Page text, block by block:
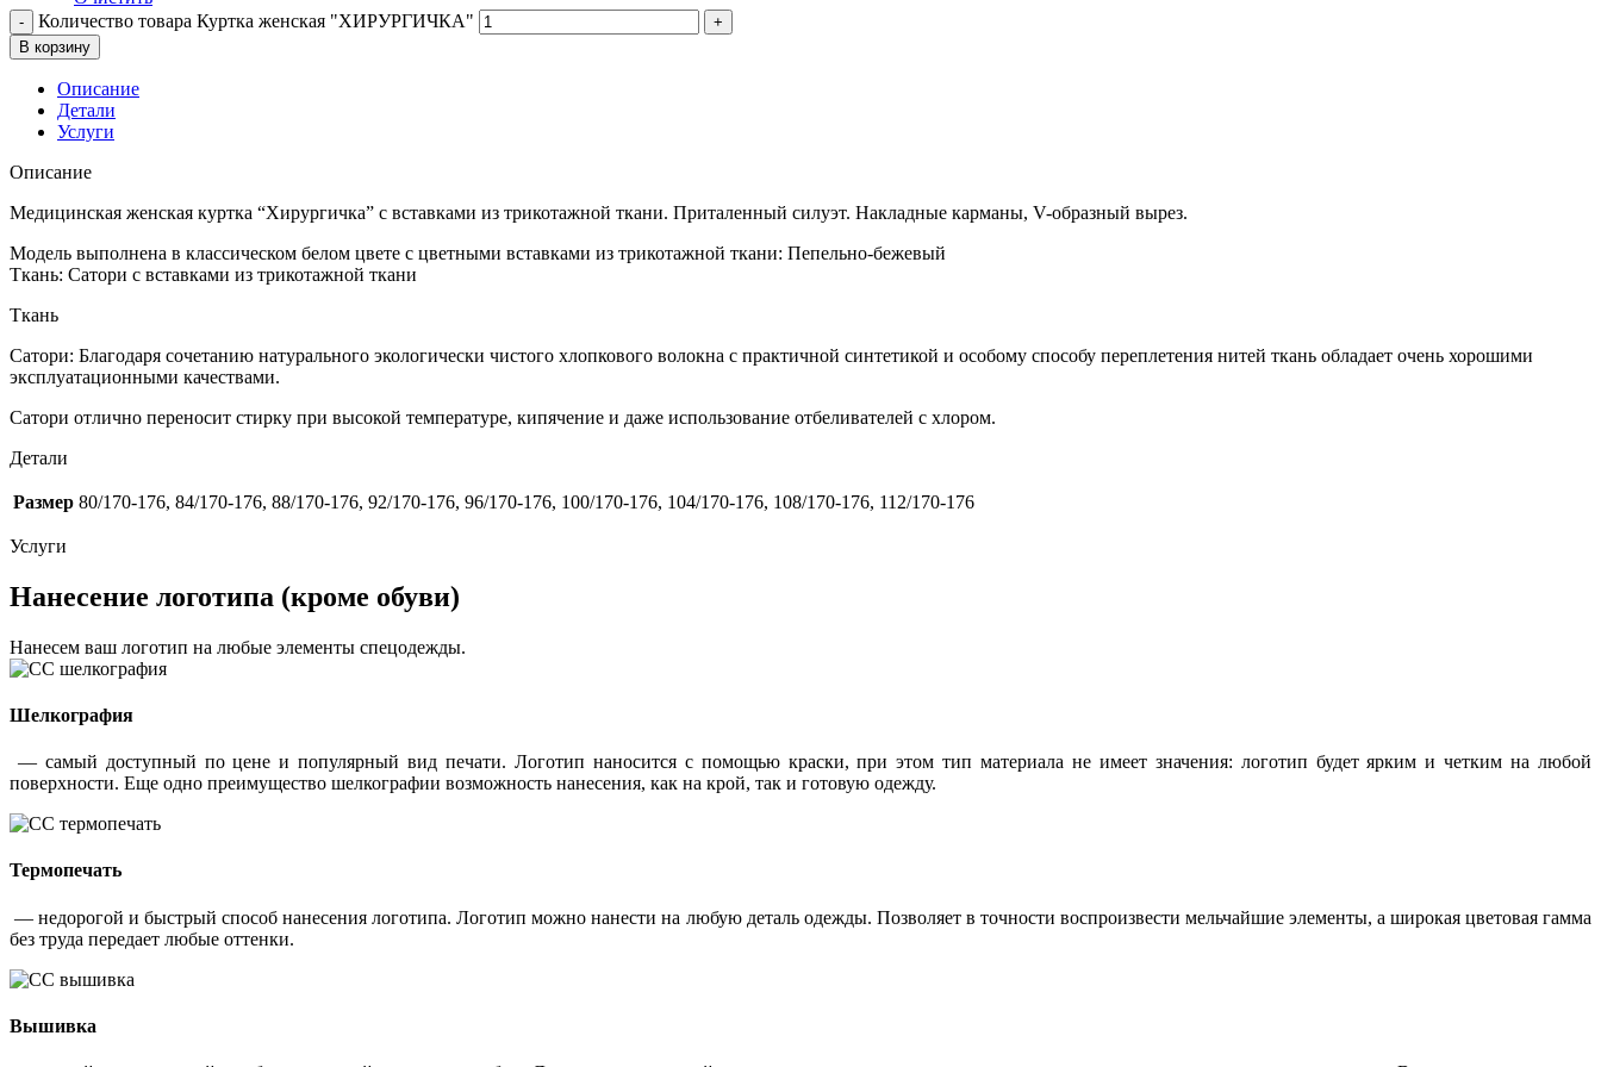
Количество товара Куртка женская "ХИРУРГИЧКА"
В корзину
Описание
Детали
Услуги
Описание
Медицинская женская куртка “Хирургичка” с вставками из трикотажной ткани. Приталенный силуэт. Накладные карманы, V-образный вырез.
Модель выполнена в классическом белом цвете с цветными вставками из трикотажной ткани: Пепельно-бежевый
Ткань: Сатори с вставками из трикотажной ткани
Ткань
Сатори: Благодаря сочетанию натурального экологически чистого хлопкового волокна с практичной синтетикой и особому способу переплетения нитей ткань обладает очень хорошими
эксплуатационными качествами.
Сатори отлично переносит стирку при высокой температуре, кипячение и даже использование отбеливателей с хлором.
Детали
Размер 80/170-176, 84/170-176, 88/170-176, 92/170-176, 96/170-176, 100/170-176, 104/170-176, 108/170-176, 112/170-176
Услуги
Нанесение логотипа (кроме обуви)
Нанесем ваш логотип на любые элементы спецодежды.
Шелкография
— самый доступный по цене и популярный вид печати. Логотип наносится с помощью краски, при этом тип материала не имеет значения: логотип будет ярким и четким на любой
поверхности. Еще одно преимущество шелкографии возможность нанесения, как на крой, так и готовую одежду.
Термопечать
— недорогой и быстрый способ нанесения логотипа. Логотип можно нанести на любую деталь одежды. Позволяет в точности воспроизвести мельчайшие элементы, а широкая цветовая гамма
без труда передает любые оттенки.
Вышивка